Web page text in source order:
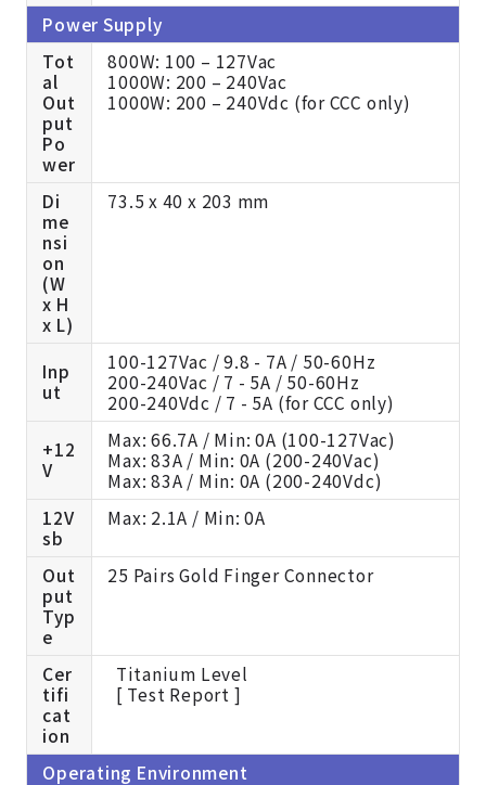
Power Supply
Tot
al
Out
put
Po
wer
800W: 100 – 127Vac
1000W: 200 – 240Vac
1000W: 200 – 240Vdc (for CCC only)
Di
me
nsi
on
(W
x H
x L)
73.5 x 40 x 203 mm
Inp
ut
100-127Vac / 9.8 - 7A / 50-60Hz
200-240Vac / 7 - 5A / 50-60Hz
200-240Vdc / 7 - 5A (for CCC only)
+12
V
Max: 66.7A / Min: 0A (100-127Vac)
Max: 83A / Min: 0A (200-240Vac)
Max: 83A / Min: 0A (200-240Vdc)
12V
sb
Max: 2.1A / Min: 0A
Out
put
Typ
e
25 Pairs Gold Finger Connector
Cer
tifi
cat
ion
Titanium Level
[ Test Report ]
Operating Environment